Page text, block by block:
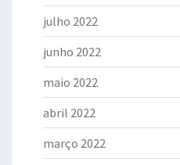
julho 2022
junho 2022
maio 2022
abril 2022
março 2022